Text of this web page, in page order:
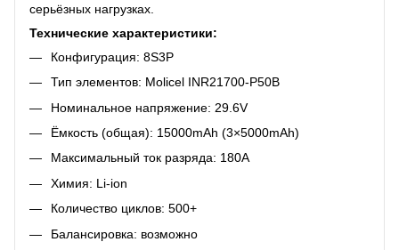
серьёзных нагрузках.
Технические характеристики:
Конфигурация: 8S3P
Тип элементов: Molicel INR21700-P50B
Номинальное напряжение: 29.6V
Ёмкость (общая): 15000mAh (3×5000mAh)
Максимальный ток разряда: 180A
Химия: Li-ion
Количество циклов: 500+
Балансировка: возможно